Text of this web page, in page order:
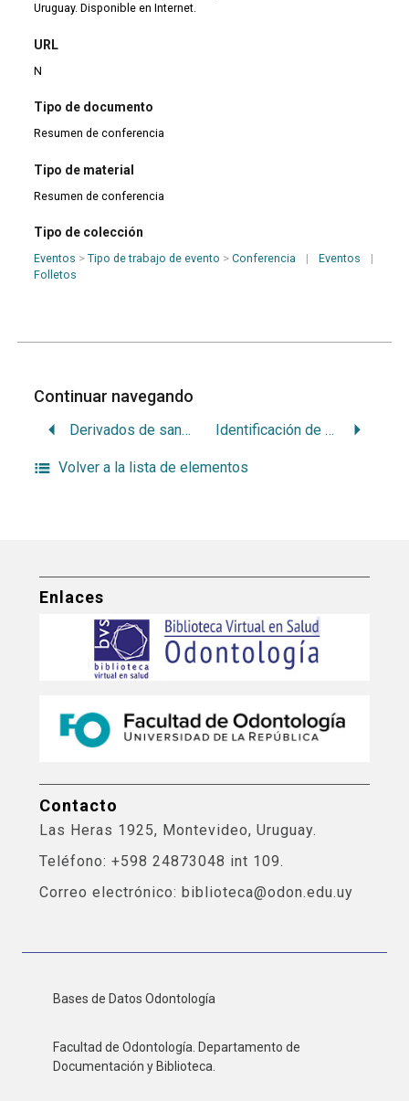
Uruguay. Disponible en Internet.
URL
N
Tipo de documento
Resumen de conferencia
Tipo de material
Resumen de conferencia
Tipo de colección
Eventos >Tipo de trabajo de evento >Conferencia | Eventos
|
Folletos
Continuar navegando
Derivados de sangre venoso como sustitutos del suero fetal bovino para células madre mesenquímicas: una sistematica scoping review Identificación de modelos de probabilidad para de los componentes c, p y o del cpo–d en una encuesta poblacional en salud bucal
Volver a la lista de elementos
Enlaces
Contacto
Las Heras 1925, Montevideo, Uruguay.
Teléfono: +598 24873048 int 109.
Correo electrónico: biblioteca@odon.edu.uy
Bases de Datos Odontología
Facultad de Odontología. Departamento de
Documentación y Biblioteca.